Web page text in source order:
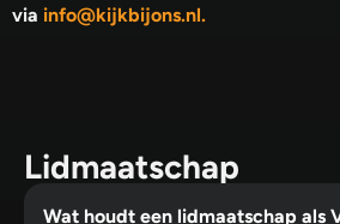
via info@kijkbijons.nl.
Lidmaatschap
Wat houdt een lidmaatschap als